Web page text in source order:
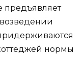
предъявляет
нормы